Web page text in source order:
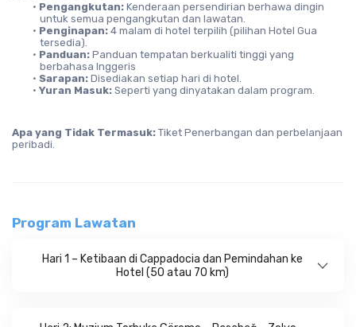
Pengangkutan: Kenderaan persendirian berhawa dingin
untuk semua pengangkutan dan lawatan.
Penginapan: 4 malam di hotel terpilih (pilihan Hotel Gua
tersedia).
Panduan: Panduan tempatan berkualiti tinggi yang
berbahasa Inggeris
Sarapan: Disediakan setiap hari di hotel.
Yuran Masuk: Seperti yang dinyatakan dalam program.
Apa yang Tidak Termasuk: Tiket Penerbangan dan perbelanjaan
peribadi.
Program Lawatan
Hari 1 – Ketibaan di Cappadocia dan Pemindahan ke
Hotel (50 atau 70 km)